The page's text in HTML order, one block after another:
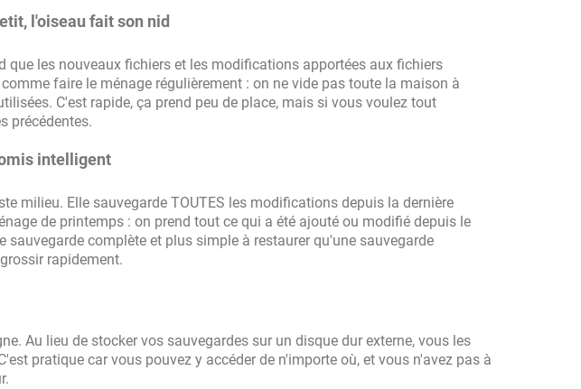
l'oiseau fait son nid
que les nouveaux fichiers et les modifications apportées aux fichiers
faire le ménage régulièrement : on ne vide pas toute la maison à
C'est rapide, ça prend peu de place, mais si vous voulez tout
précédentes.
intelligent
milieu. Elle sauvegarde TOUTES les modifications depuis la dernière
de printemps : on prend tout ce qui a été ajouté ou modifié depuis le
sauvegarde complète et plus simple à restaurer qu'une sauvegarde
rapidement.
Au lieu de stocker vos sauvegardes sur un disque dur externe, vous les
pratique car vous pouvez y accéder de n'importe où, et vous n'avez pas à